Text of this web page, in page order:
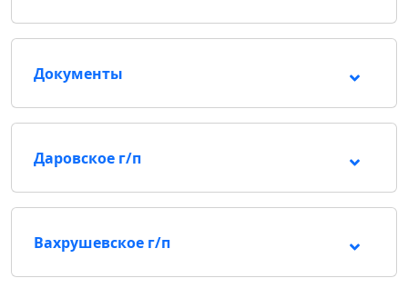
Документы
Даровское г/п
Вахрушевское г/п